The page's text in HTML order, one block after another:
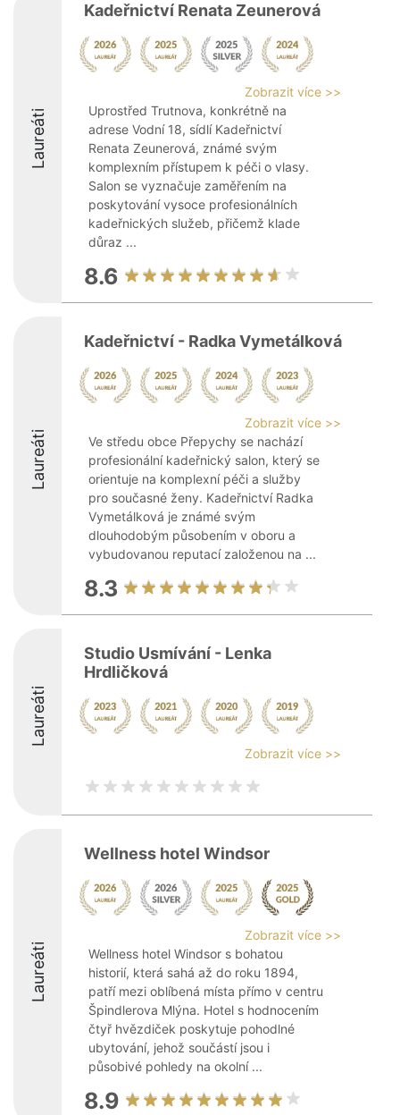
Laureáti
Kadeřnictví Renata Zeunerová
Zobrazit více >>
Uprostřed Trutnova, konkrétně na
adrese Vodní 18, sídlí Kadeřnictví
Renata Zeunerová, známé svým
komplexním přístupem k péči o vlasy.
Salon se vyznačuje zaměřením na
poskytování vysoce profesionálních
kadeřnických služeb, přičemž klade
důraz ...
8.6
Laureáti
Kadeřnictví - Radka Vymetálková
Zobrazit více >>
Ve středu obce Přepychy se nachází
profesionální kadeřnický salon, který se
orientuje na komplexní péči a služby
pro současné ženy. Kadeřnictví Radka
Vymetálková je známé svým
dlouhodobým působením v oboru a
vybudovanou reputací založenou na ...
8.3
Laureáti
Studio Usmívání - Lenka
Hrdličková
Zobrazit více >>
Laureáti
Wellness hotel Windsor
Zobrazit více >>
Wellness hotel Windsor s bohatou
historií, která sahá až do roku 1894,
patří mezi oblíbená místa přímo v centru
Špindlerova Mlýna. Hotel s hodnocením
čtyř hvězdiček poskytuje pohodlné
ubytování, jehož součástí jsou i
působivé pohledy na okolní ...
8.9